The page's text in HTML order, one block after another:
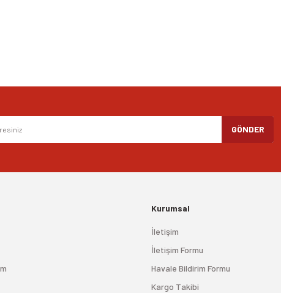
GÖNDER
Kurumsal
İletişim
İletişim Formu
Havale Bildirim Formu
Kargo Takibi